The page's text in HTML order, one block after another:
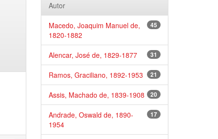
Autor
45
Macedo, Joaquim Manuel de,
1820-1882
31
Alencar, José de, 1829-1877
21
Ramos, Graciliano, 1892-1953
20
Assis, Machado de, 1839-1908
17
Andrade, Oswald de, 1890-
1954